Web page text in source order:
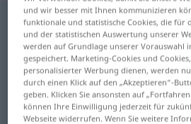
mädchenhaft <-est>
Übersicht aller
(Für mehr Details die Übersetzung
ungpigeagtig, jomfruelig, bly
und wir besser mit Ihnen kommunizieren
funktionale und statistische Cookies, die für
und der statistischen Auswertung unserer
werden auf Grundlage unserer Vorauswahl
gespeichert. Marketing-Cookies und
personalisierter Werbung dienen, werden
durch einen Klick auf den „Akzeptieren“-
geben. Klicken Sie ansonsten auf
können Ihre Einwilligung jederzeit für
Webseite widerrufen. Wenn Sie weitere